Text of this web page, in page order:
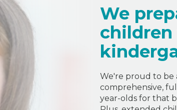
We
We're proud to be
comprehensive,
year-olds for that